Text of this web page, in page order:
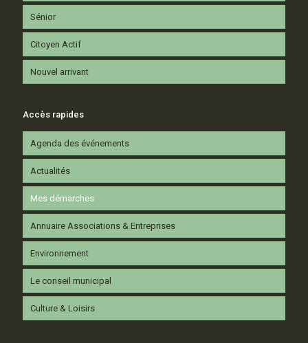
Sénior
Citoyen Actif
Nouvel arrivant
Accès rapides
Agenda des événements
Actualités
Mes démarches
Annuaire Associations & Entreprises
Environnement
Le conseil municipal
Culture & Loisirs